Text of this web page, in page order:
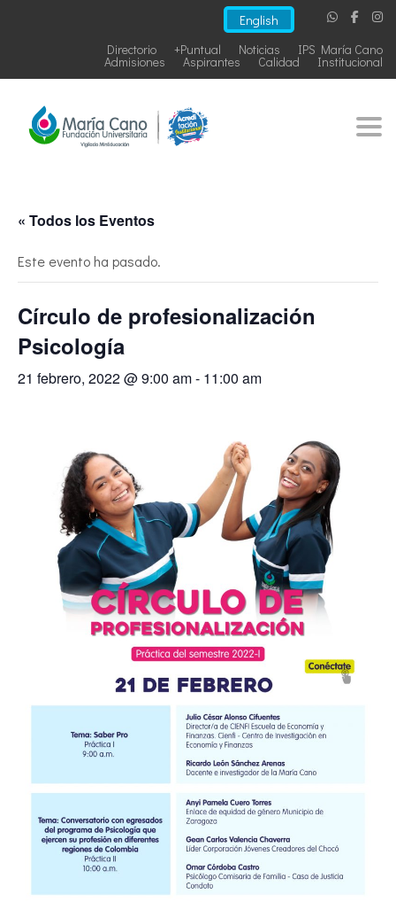
English
IPS María Cano
Noticias
+Puntual
Directorio
Institucional
Calidad
Aspirantes
Admisiones
« Todos los Eventos
Este evento ha pasado.
Círculo de profesionalización
Psicología
21 febrero, 2022 @ 9:00 am- 11:00 am